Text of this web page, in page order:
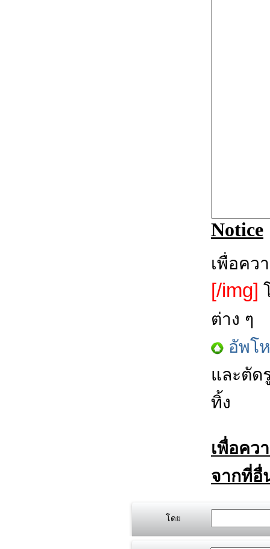
Notice
เพื่อคว
[/img]
ต่าง ๆ
อัพโ
และตัด
ทิ้ง
เพื่อคว
จากที่อื่
โดย